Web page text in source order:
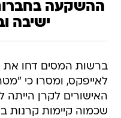
ההשקעה
ישיבה
ברשות המסים דחו את
לאייפקס, ומסרו כי
האישורים לקרן
שכמוה קיימות קרנות